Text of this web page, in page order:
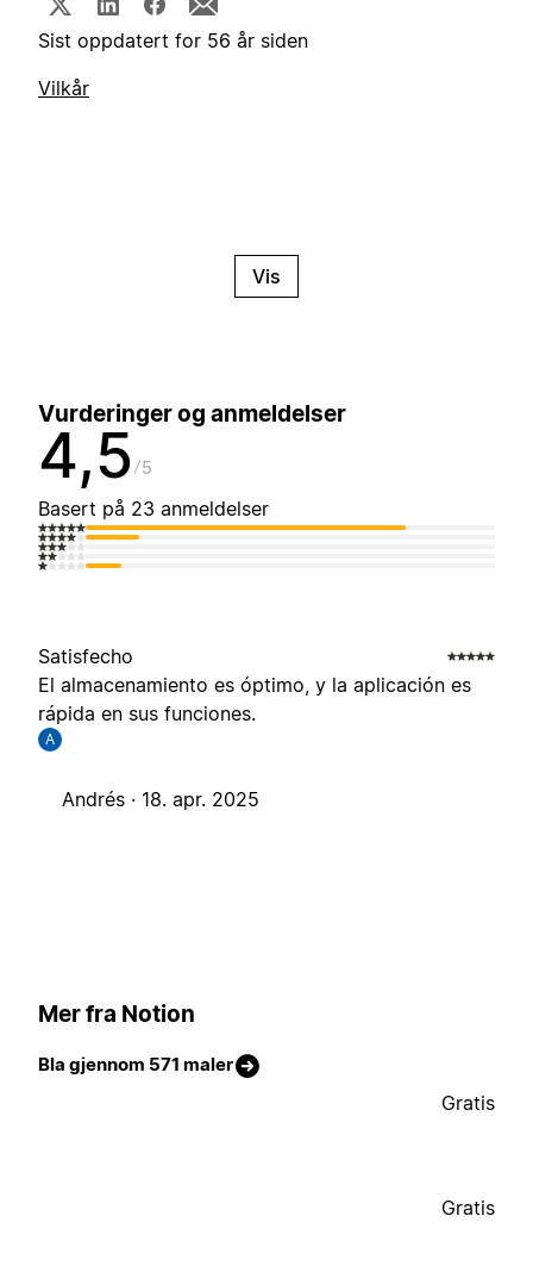
Sist oppdatert for 56 år siden
Vilkår
Vis
Vurderinger og anmeldelser
4,5 5
Basert på 23 anmeldelser
Satisfecho
El almacenamiento es óptimo, y la aplicación es
rápida en sus funciones.
A
Andrés · 18. apr. 2025
Mer fra Notion
Bla gjennom 571 maler
Gratis
Gratis